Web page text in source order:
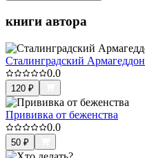
книги автора
Сталинградский Армагеддон
0.0
120 ₽
Прививка от беженства
0.0
50 ₽